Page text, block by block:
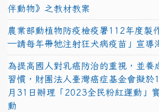
伴動物》之教材教案
農業部動植物防疫檢疫署112年度製
—請每年帶牠注射狂犬病疫苗」宣導
為提高國人對乳癌防治的重視，並養
習慣，財團法人臺灣癌症基金會擬於
月31日辦理「2023全民粉紅運動」
動